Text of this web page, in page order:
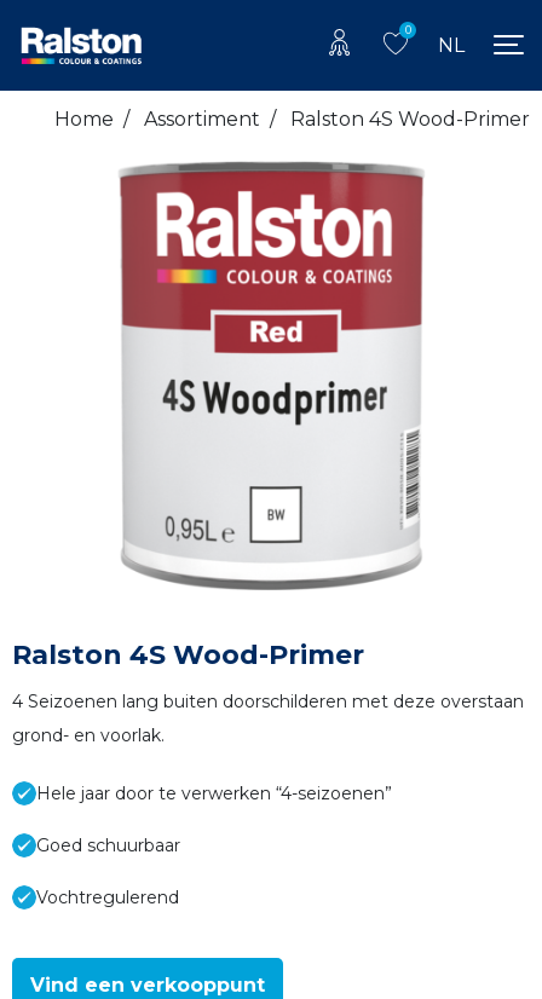
0
NL
Home / Assortiment / Ralston 4S Wood-Primer
Ralston 4S Wood-Primer
4 Seizoenen lang buiten doorschilderen met deze overstaan
grond- en voorlak.
Hele jaar door te verwerken “4-seizoenen”
Goed schuurbaar
Vochtregulerend
Vind een verkooppunt